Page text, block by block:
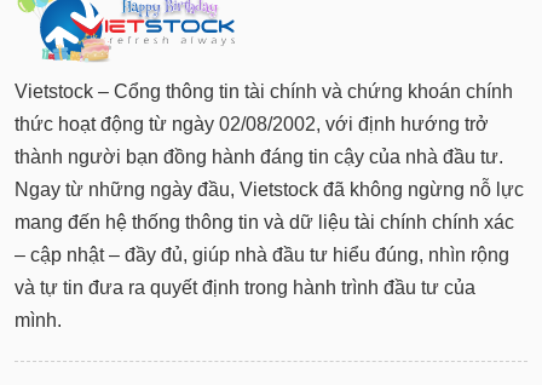
Vietstock – Cổng thông tin tài chính và chứng khoán chính
thức hoạt động từ ngày 02/08/2002, với định hướng trở
thành người bạn đồng hành đáng tin cậy của nhà đầu tư.
Ngay từ những ngày đầu, Vietstock đã không ngừng nỗ lực
mang đến hệ thống thông tin và dữ liệu tài chính chính xác
– cập nhật – đầy đủ, giúp nhà đầu tư hiểu đúng, nhìn rộng
và tự tin đưa ra quyết định trong hành trình đầu tư của
mình.